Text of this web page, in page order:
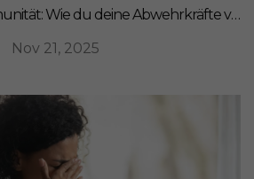
Natürliche 360º-Immunität: Wie du deine Abwehrkräfte von innen stärkst
Nov 21, 2025